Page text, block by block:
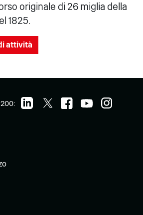
originale di 26 miglia della
1825.
attività